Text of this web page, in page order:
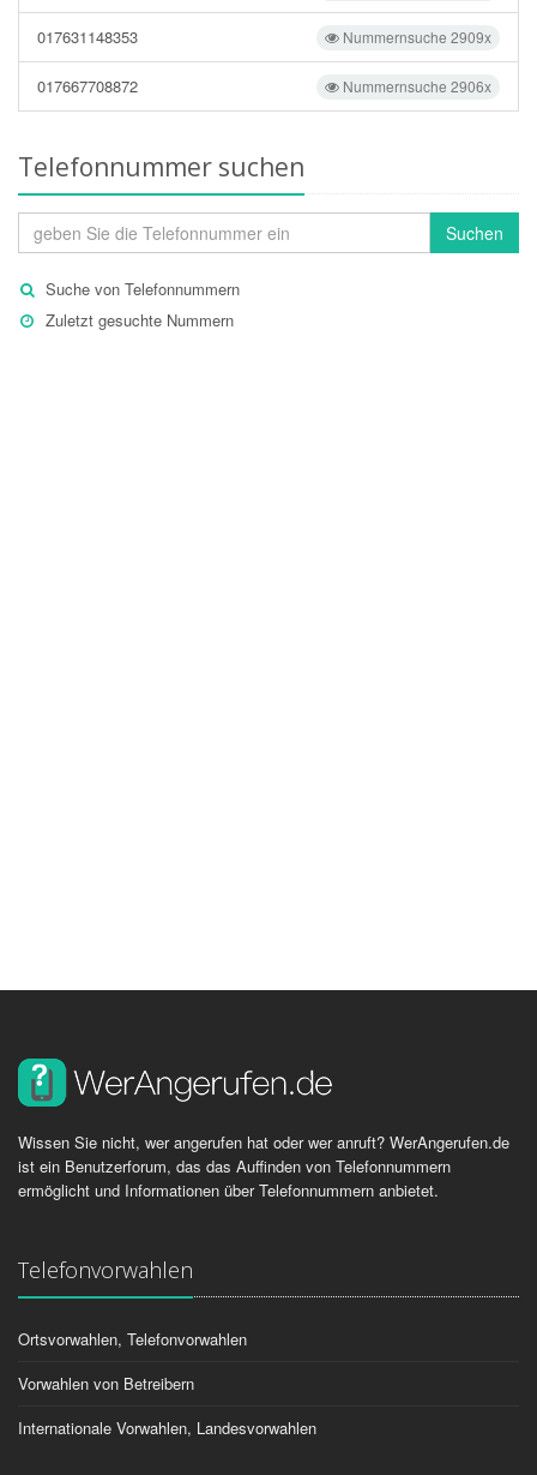
Nummernsuche 2909x
017631148353
Nummernsuche 2906x
017667708872
Telefonnummer suchen
Suchen
Suche von Telefonnummern
Zuletzt gesuchte Nummern
Wissen Sie nicht, wer angerufen hat oder wer anruft? WerAngerufen.de
ist ein Benutzerforum, das das Auffinden von Telefonnummern
ermöglicht und Informationen über Telefonnummern anbietet.
Telefonvorwahlen
Ortsvorwahlen, Telefonvorwahlen
Vorwahlen von Betreibern
Internationale Vorwahlen, Landesvorwahlen